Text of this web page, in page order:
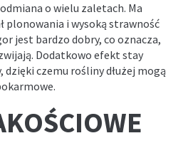
o wielu zaletach. Ma
plonowania i wysoką strawność
jest bardzo dobry, co oznacza,
Dodatkowo efekt stay
dzięki czemu rośliny dłużej mogą